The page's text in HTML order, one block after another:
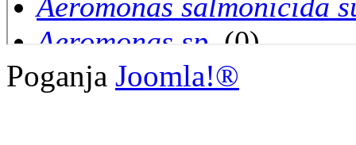
Poganja Joomla!®